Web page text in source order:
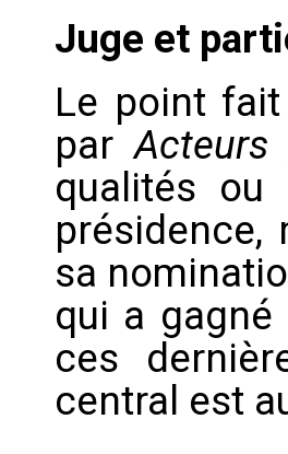
Juge et
Le point
par Acteurs
qualités ou
présidence,
sa
qui a
ces
central est